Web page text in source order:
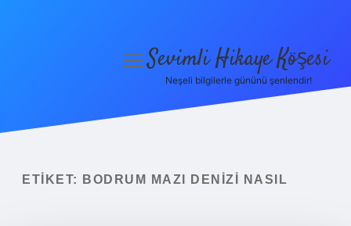
Yasal Uyarı
menüyüSevimli Hikaye Köşesi
Neşeli bilgilerle gününü şenlendir!
ETIKET: BODRUM MAZI DENIZI NASIL